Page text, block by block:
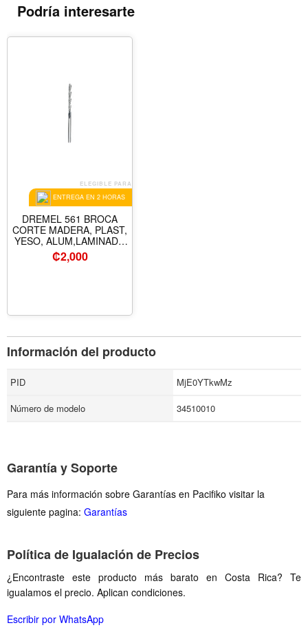
Podría interesarte
ELEGIBLE PARA
ENTREGA EN 2 HORAS
DREMEL 561 BROCA
CORTE MADERA, PLAST,
YESO, ALUM,LAMINADO
1/8" (3.2 MM )
2615000561
₡2,000
Información del producto
PID
MjE0YTkwMz
Número de modelo
34510010
Garantía y Soporte
Para más información sobre Garantías en Pacifiko visitar la
siguiente pagina: Garantías
Política de Igualación de Precios
¿Encontraste este producto más barato en Costa Rica? Te
igualamos el precio. Aplican condiciones.
Escribir por WhatsApp